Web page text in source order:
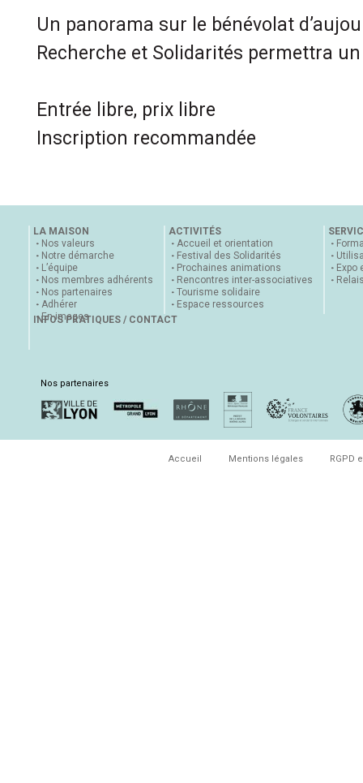
Un panorama sur le bénévolat
Recherche et Solidarités permettra
Entrée libre, prix libre
Inscription recommandée
LA MAISON
Nos valeurs
Notre démarche
L’équipe
Nos membres adhérents
Nos partenaires
Adhérer
En images
ACTIVITÉS
Accueil et orientation
Festival des Solidarités
Prochaines animations
Rencontres inter-associatives
Tourisme solidaire
Espace ressources
Expo
INFOS PRATIQUES / CONTACT
Nos partenaires
Accueil Mentions légales RGPD